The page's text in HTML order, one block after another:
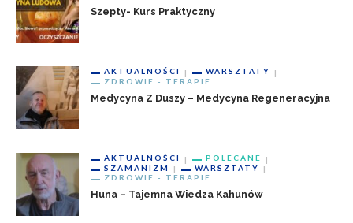
Szepty- Kurs Praktyczny
AKTUALNOŚCI
WARSZTATY
ZDROWIE - TERAPIE
Medycyna Z Duszy – Medycyna Regeneracyjna
AKTUALNOŚCI
POLECANE
SZAMANIZM
WARSZTATY
ZDROWIE - TERAPIE
Huna – Tajemna Wiedza Kahunów